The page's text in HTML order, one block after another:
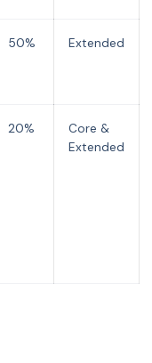
50% Extended
20%
Core &
Extended